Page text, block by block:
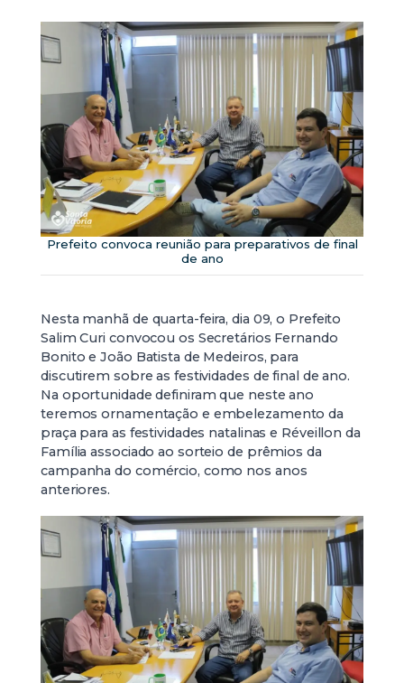
Prefeito convoca reunião para preparativos de final
de ano
Nesta manhã de quarta-feira, dia 09, o Prefeito
Salim Curi convocou os Secretários Fernando
Bonito e João Batista de Medeiros, para
discutirem sobre as festividades de final de ano.
Na oportunidade definiram que neste ano
teremos ornamentação e embelezamento da
praça para as festividades natalinas e Réveillon da
Família associado ao sorteio de prêmios da
campanha do comércio, como nos anos
anteriores.